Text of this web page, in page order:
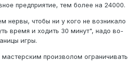
предприятие, тем более на 24000.
нервы, чтобы ни у кого не возникало
время и ходить 30 минут", надо во-
игры.
произволом ограничивать